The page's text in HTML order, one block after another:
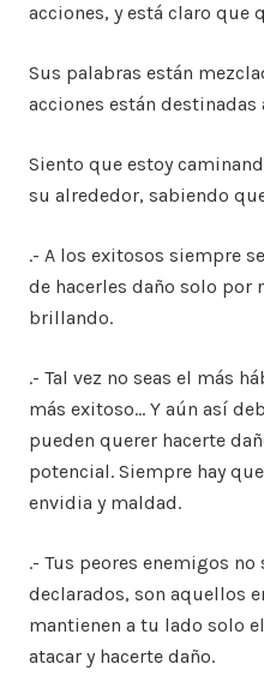
acciones, y está claro que
Sus palabras están
acciones están
Siento que estoy
su alrededor, sabiendo
.- A los exitosos siempre
de hacerles daño solo por
brillando.
.- Tal vez no seas el más
más exitoso… Y aún así
pueden querer hacerte
potencial. Siempre hay
envidia y maldad.
.- Tus peores enemigos
declarados, son aquellos
mantienen a tu lado solo
atacar y hacerte daño.